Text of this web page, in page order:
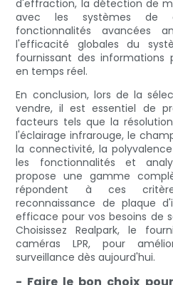
d'effraction, la détection de
avec les systèmes de
fonctionnalités avancées
l'efficacité globales du
fournissant des informations
en temps réel.
En conclusion, lors de la
vendre, il est essentiel de
facteurs tels que la
l'éclairage infrarouge, le
la connectivité, la
les fonctionnalités et
propose une gamme
répondent à ces
reconnaissance de plaque
efficace pour vos besoins de
Choisissez Realpark, le
caméras LPR, pour
surveillance dès aujourd'hui.